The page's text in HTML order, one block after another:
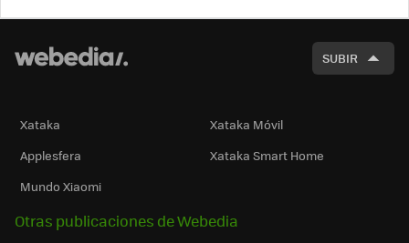
SUBIR
Xataka
Xataka Móvil
Applesfera
Xataka Smart Home
Mundo Xiaomi
Otras publicaciones de Webedia